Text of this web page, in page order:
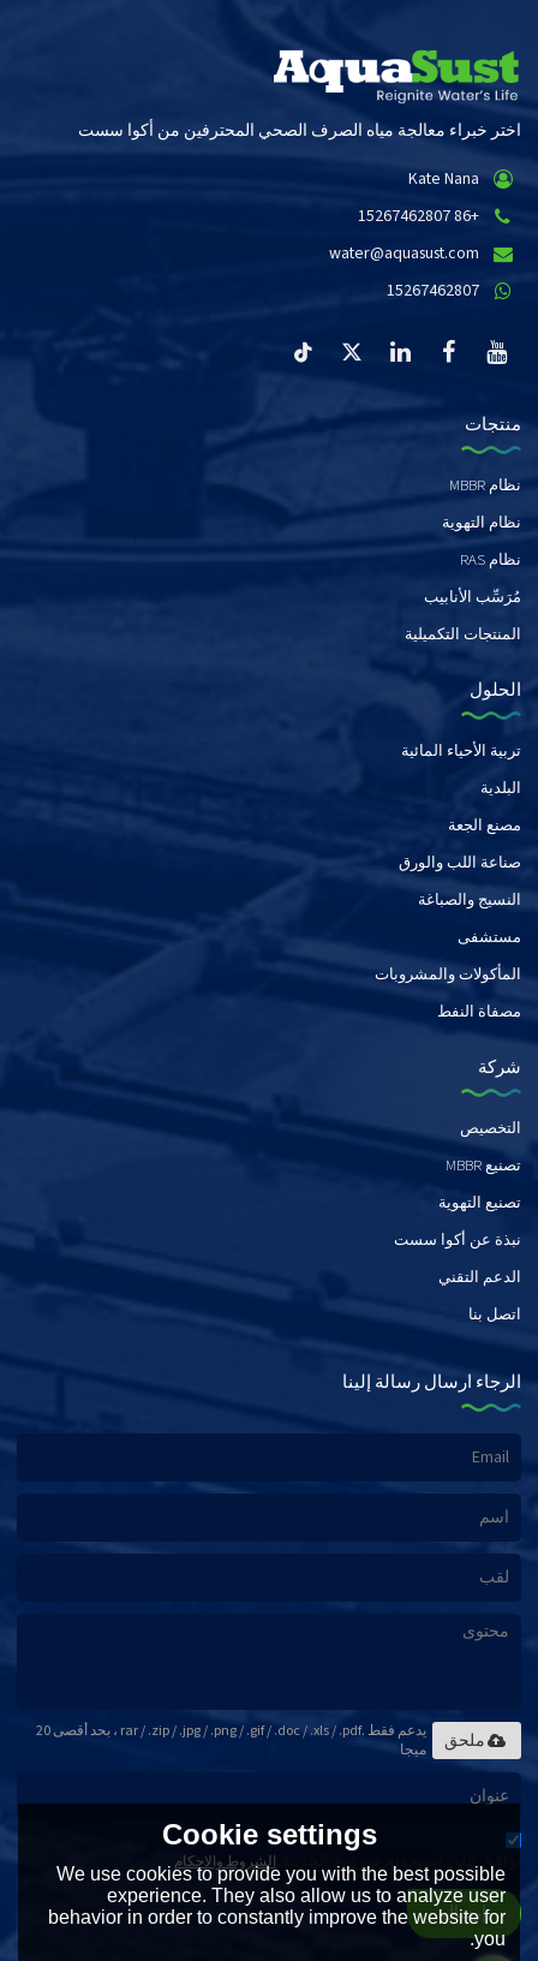
اختر خبراء معالجة مياه الصرف الصحي المحترفين من أكوا سست
Kate Nana
+86 15267462807
water@aquasust.com
15267462807
منتجات
نظام MBBR
نظام التهوية
نظام RAS
مُرَسِّب الأنابيب
المنتجات التكميلية
الحلول
تربية الأحياء المائية
البلدية
مصنع الجعة
صناعة اللب والورق
النسيج والصباغة
مستشفى
المأكولات والمشروبات
مصفاة النفط
شركة
التخصيص
تصنيع MBBR
تصنيع التهوية
نبذة عن أكوا سست
الدعم التقني
اتصل بنا
الرجاء ارسال رسالة إلينا
يدعم فقط .rar / .zip / .jpg / .png / .gif / .doc / .xls / .pdf ، بحد أقصى 20
ميجا
ملحق
توافق على استخدام شروط الخدمة, الشروط والاحكام
إرسال
Cookie settings
We use cookies to provide you with the best possible
experience. They also allow us to analyze user
behavior in order to constantly improve the website for
you.